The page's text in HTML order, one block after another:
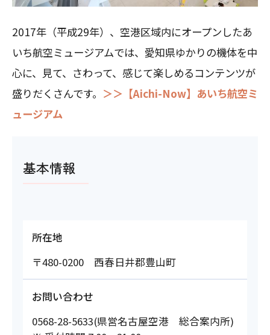
2017年（平成29年）、空港区域内にオープンしたあ
いち航空ミュージアムでは、愛知県ゆかりの機体を中
心に、見て、さわって、感じて楽しめるコンテンツが
盛りだくさんです。 ＞＞【Aichi-Now】あいち航空ミ
ュージアム
基本情報
所在地
〒480-0200 西春日井郡豊山町
お問い合わせ
0568-28-5633(県営名古屋空港 総合案内所)